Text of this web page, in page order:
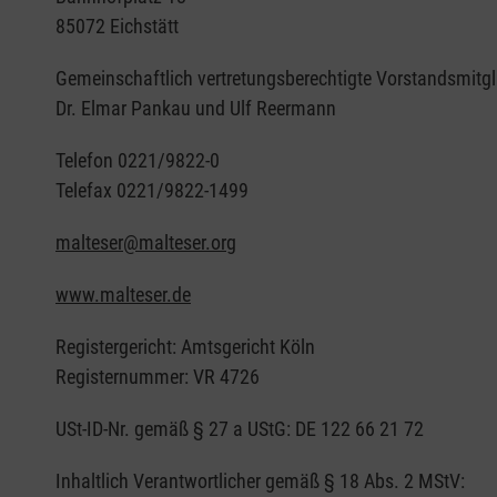
85072 Eichstätt
Gemeinschaftlich vertretungsberechtigte
Dr. Elmar Pankau und Ulf Reermann
Telefon 0221/9822-0
Telefax 0221/9822-1499
malteser@malteser.org
www.malteser.de
Registergericht: Amtsgericht Köln
Registernummer: VR 4726
USt-ID-Nr. gemäß § 27 a UStG: DE 122 66 21 72
Inhaltlich Verantwortlicher gemäß § 18 Abs. 2 MStV: